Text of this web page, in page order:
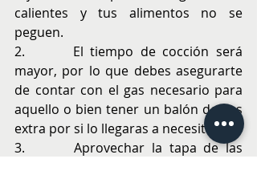
calientes y tus alimentos no se
peguen.
2.       El tiempo de cocción será
mayor, por lo que debes asegurarte
de contar con el gas necesario para
aquello o bien tener un balón de gas
extra por si lo llegaras a necesitar.
3.       Aprovechar la tapa de las